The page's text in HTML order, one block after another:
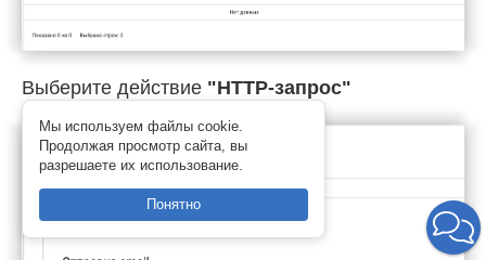
Выберите действие "HTTP-запрос"
Мы используем файлы cookie.
Продолжая просмотр сайта, вы
разрешаете их использование.
Понятно